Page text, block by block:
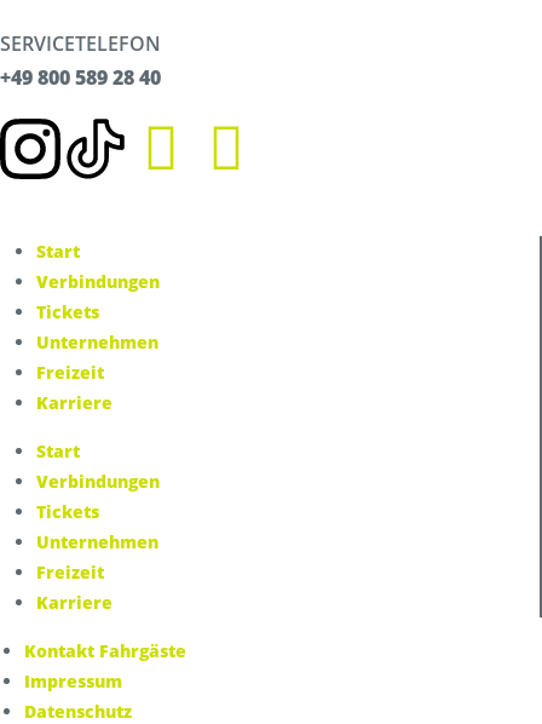
Garantien und Rechte
Fundsachen
FAQ
Unternehmen
Spendenwettbewerb
News
Presse
Umwelt & Nachhaltigkeit
Kontakt Fahrgäste
SERVICETELEFON
+49 800 589 28 40
Start
Verbindungen
Tickets
Unternehmen
Freizeit
Karriere
Start
Verbindungen
Tickets
Unternehmen
Freizeit
Karriere
Kontakt Fahrgäste
Impressum
Datenschutz